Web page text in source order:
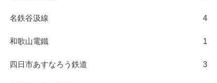
名鉄谷汲線 4
和歌山電鐵 1
四日市あすなろう鉄道 3